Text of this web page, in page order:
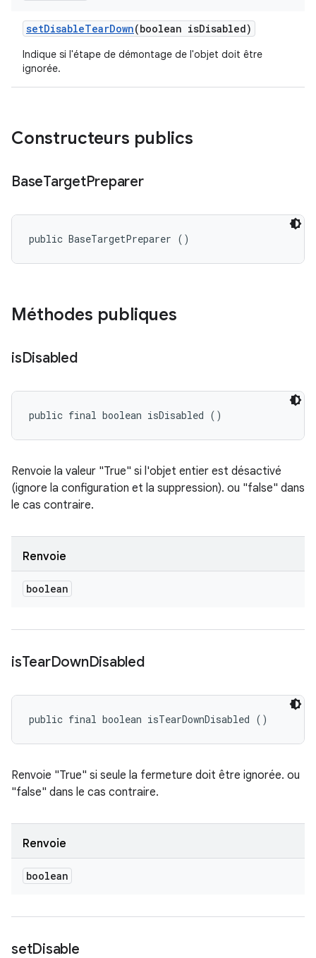
setDisableTearDown(boolean isDisabled)
Indique si l'étape de démontage de l'objet doit être
ignorée.
Constructeurs publics
BaseTargetPreparer
public BaseTargetPreparer ()
Méthodes publiques
isDisabled
public final boolean isDisabled ()
Renvoie la valeur "True" si l'objet entier est désactivé
(ignore la configuration et la suppression). ou "false" dans
le cas contraire.
Renvoie
boolean
isTearDownDisabled
public final boolean isTearDownDisabled ()
Renvoie "True" si seule la fermeture doit être ignorée. ou
"false" dans le cas contraire.
Renvoie
boolean
setDisable